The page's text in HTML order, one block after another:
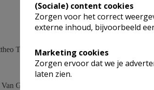
Thielens, Vince Van Buyten
Goethem
(Sociale) content cookies
Zorgen voor het correct
externe inhoud, bijvoorbeeld
Marketing cookies
Zorgen ervoor dat we je
laten zien.